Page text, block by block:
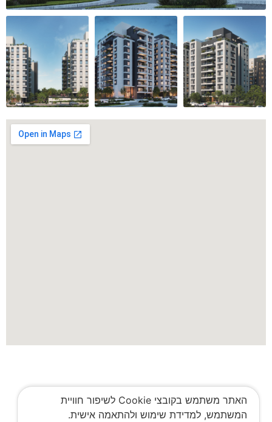
האתר משתמש בקובצי Cookie לשיפור חוויית
המשתמש, למדידת שימוש ולהתאמה אישית.